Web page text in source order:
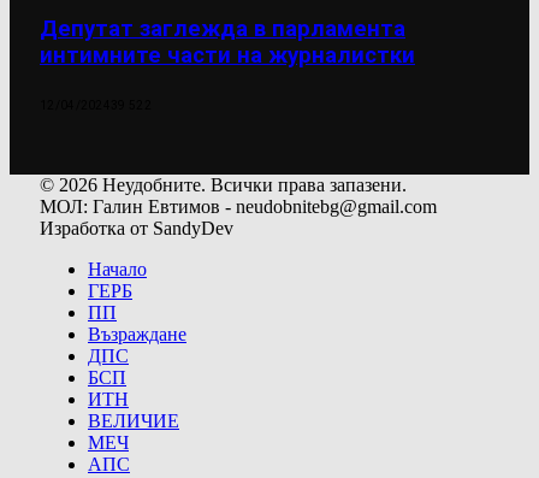
Депутат заглежда в парламента
интимните части на журналистки
© 2026 Неудобните. Всички права запазени.
МОЛ: Галин Евтимов - neudobnitebg@gmail.com
Изработка от SandyDev
Начало
ГЕРБ
ПП
Възраждане
ДПС
БСП
ИТН
ВЕЛИЧИЕ
МЕЧ
АПС